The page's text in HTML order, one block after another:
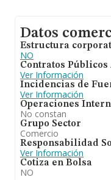
Datos
Estructura
NO
Contratos
Ver Información
Incidencias de
Ver Información
Operaciones
No constan
Grupo Sector
Comercio
Responsabilidad
Ver Información
Cotiza en Bolsa
NO